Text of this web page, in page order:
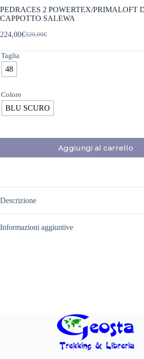
PEDRACES 2 POWERTEX/PRIMALOFT
CAPPOTTO SALEWA
320,00€
Il
224,00€Il
Taglia
48
Colore
BLU SCURO
Aggiungi al carrello
Descrizione
Informazioni aggiuntive